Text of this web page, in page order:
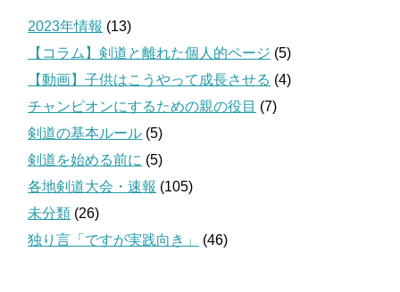
2023年情報 (13)
【コラム】剣道と離れた個人的ページ (5)
【動画】子供はこうやって成長させる (4)
チャンピオンにするための親の役目 (7)
剣道の基本ルール (5)
剣道を始める前に (5)
各地剣道大会・速報 (105)
未分類 (26)
独り言「ですが実践向き」
(46)